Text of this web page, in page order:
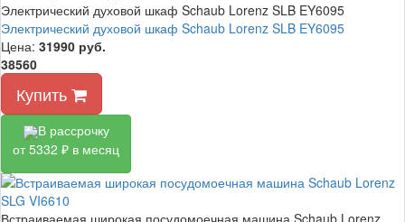
Электрический духовой шкаф Schaub Lorenz SLB EY6095
Электрический духовой шкаф Schaub Lorenz SLB EY6095
Цена: 31990 руб.
38560
Купить
В рассрочку
от 5332 ₽ в месяц
Встраиваемая широкая посудомоечная машина Schaub Lorenz